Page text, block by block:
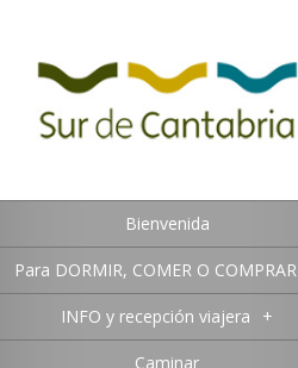
Bienvenida
Para DORMIR, COMER O COMPRAR
INFO y recepción viajera +
Caminar